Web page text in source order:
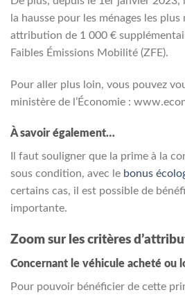
la hausse pour les ménages les
attribution de 1 000 €
Faibles Émissions Mobilité (ZFE).
Pour aller plus loin, vous pouvez
ministère de l’Économie :
À savoir également…
Il faut souligner que la prime à la
sous condition, avec le bonus
certains cas, il est possible de
importante.
Zoom sur les critères
Concernant le véhicule acheté ou
Pour pouvoir bénéficier de cette